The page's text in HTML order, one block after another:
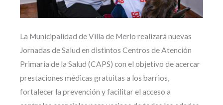
La Municipalidad de Villa de Merlo realizará nuevas
Jornadas de Salud en distintos Centros de Atención
Primaria de la Salud (CAPS) con el objetivo de acercar
prestaciones médicas gratuitas a los barrios,
fortalecer la prevención y facilitar el acceso a